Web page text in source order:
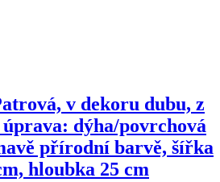
v dekoru dubu, z
dýha/povrchová
přírodní barvě, šířka
hloubka 25 cm